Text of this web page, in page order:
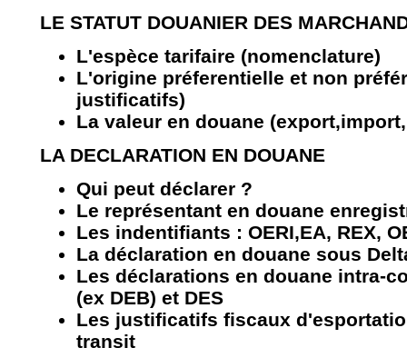
LE STATUT DOUANIER DES
L'espèce tarifaire (nomenclature)
L'origine préferentielle et non
justificatifs)
La valeur en douane
LA DECLARATION EN DOUANE
Qui peut déclarer ?
Le représentant en douane
Les indentifiants : OERI,EA, REX,
La déclaration en douane sous
Les déclarations en douane intra-
(ex DEB) et DES
Les justificatifs fiscaux
transit